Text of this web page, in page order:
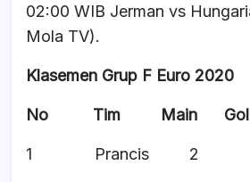
02:00 WIB Jerman vs
Mola TV).
Klasemen Grup F Euro 2020
No Tim Main
1 Prancis